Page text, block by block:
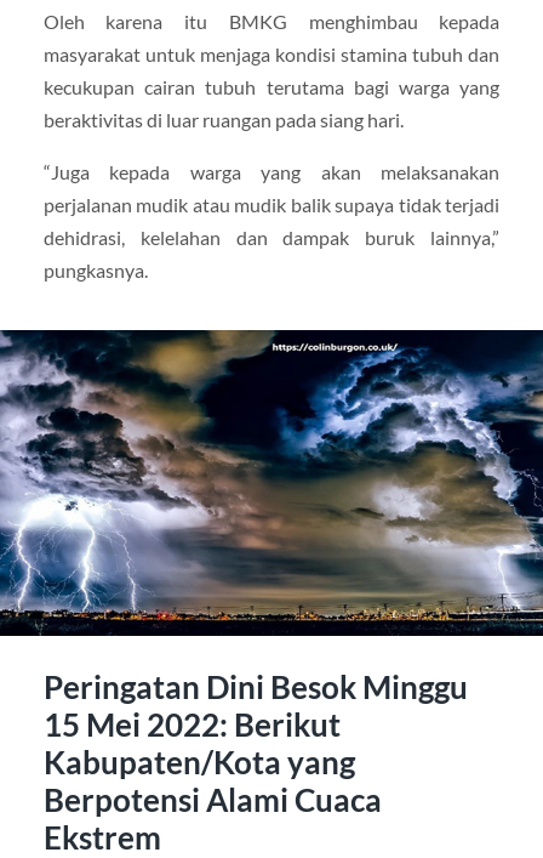
Oleh karena itu BMKG menghimbau kepada
masyarakat untuk menjaga kondisi stamina tubuh dan
kecukupan cairan tubuh terutama bagi warga yang
beraktivitas di luar ruangan pada siang hari.
“Juga kepada warga yang akan melaksanakan
perjalanan mudik atau mudik balik supaya tidak terjadi
dehidrasi, kelelahan dan dampak buruk lainnya,”
pungkasnya.
Peringatan Dini Besok Minggu
15 Mei 2022: Berikut
Kabupaten/Kota yang
Berpotensi Alami Cuaca
Ekstrem